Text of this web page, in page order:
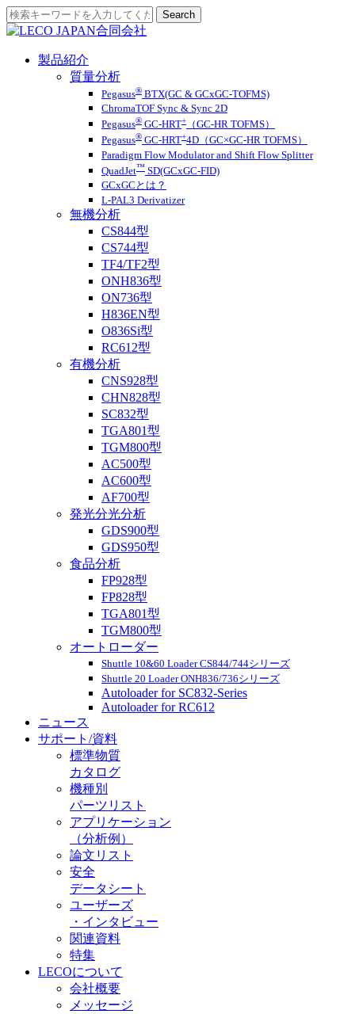
製品紹介
質量分析
Pegasus® BTX(GC & GCxGC-TOFMS)
ChromaTOF Sync & Sync 2D
Pegasus® GC-HRT+
（GC-HR TOFMS）
Pegasus® GC-HRT+4D（GC×GC-HR TOFMS）
Paradigm Flow Modulator and Shift Flow Splitter
QuadJet™ SD(GCxGC-FID)
GCxGCとは？
L-PAL3 Derivatizer
無機分析
CS844型
CS744型
TF4/TF2型
ONH836型
ON736型
H836EN型
O836Si型
RC612型
有機分析
CNS928型
CHN828型
SC832型
TGA801型
TGM800型
AC500型
AC600型
AF700型
発光分光分析
GDS900型
GDS950型
食品分析
FP928型
FP828型
TGA801型
TGM800型
オートローダー
Shuttle 10&60 Loader CS844/744シリーズ
Shuttle 20 Loader ONH836/736シリーズ
Autoloader for SC832-Series
Autoloader for RC612
ニュース
サポート/資料
標準物質
カタログ
機種別
パーツリスト
アプリケーション
（分析例）
論文リスト
安全
データシート
ユーザーズ
・インタビュー
関連資料
特集
LECOについて
会社概要
メッセージ